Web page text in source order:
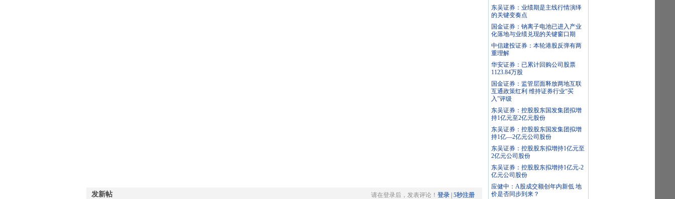
发新帖 请在登录后，发表评论！ 登录 5秒注册
东吴证券：业绩期是主线行情演绎
的关键变奏点
国金证券：钠离子电池已进入产业
化落地与业绩兑现的关键窗口期
中信建投证券：本轮港股反弹有两
重理解
华安证券：已累计回购公司股票
1123.84万股
国金证券：监管层面释放两地互联
互通政策红利 维持证券行业“买
入”评级
东吴证券：控股股东国发集团拟增
持1亿元至2亿元股份
东吴证券：控股股东国发集团拟增
持1亿—2亿元公司股份
东吴证券：控股股东拟增持1亿元至
2亿元公司股份
东吴证券：控股股东拟增持1亿元-2
亿元公司股份
应健中：A股成交额创年内新低 地
价是否同步到来？